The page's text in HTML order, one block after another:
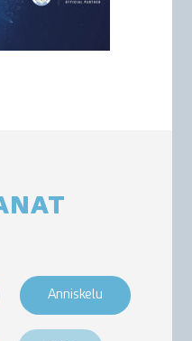
Anniskelu